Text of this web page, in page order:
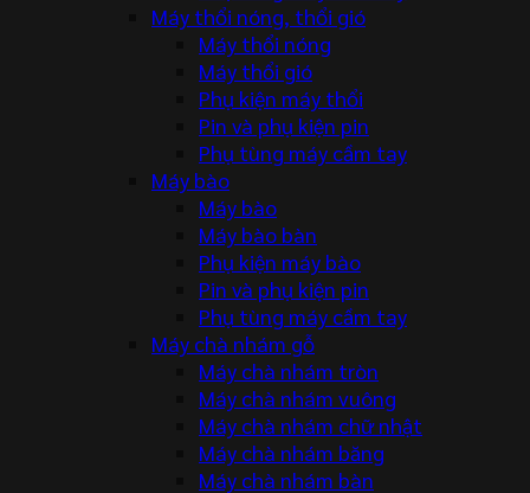
Máy thổi nóng, thổi gió
Máy thổi nóng
Máy thổi gió
Phụ kiện máy thổi
Pin và phụ kiện pin
Phụ tùng máy cầm tay
Máy bào
Máy bào
Máy bào bàn
Phụ kiện máy bào
Pin và phụ kiện pin
Phụ tùng máy cầm tay
Máy chà nhám gỗ
Máy chà nhám tròn
Máy chà nhám vuông
Máy chà nhám chữ nhật
Máy chà nhám băng
Máy chà nhám bàn